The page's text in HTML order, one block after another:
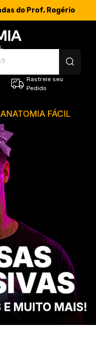
do Prof. Rogério
Rastreie seu
Pedido